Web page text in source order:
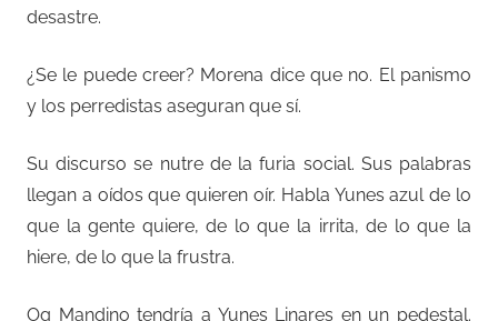
desastre.
¿Se le puede creer? Morena dice que no. El panismo
y los perredistas aseguran que sí.
Su discurso se nutre de la furia social. Sus palabras
llegan a oídos que quieren oír. Habla Yunes azul de lo
que la gente quiere, de lo que la irrita, de lo que la
hiere, de lo que la frustra.
Og Mandino tendría a Yunes Linares en un pedestal.